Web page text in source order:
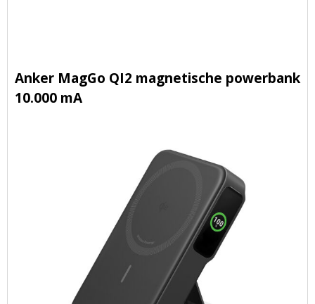
Anker MagGo QI2 magnetische powerbank
10.000 mA